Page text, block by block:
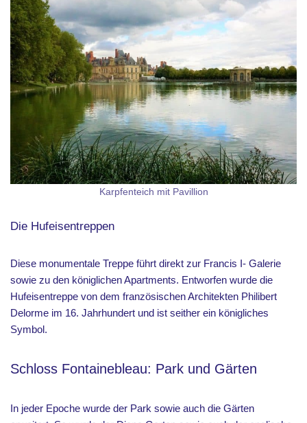
Karpfenteich mit Pavillion
Die Hufeisentreppen
Diese monumentale Treppe führt direkt zur Francis I- Galerie
sowie zu den königlichen Apartments. Entworfen wurde die
Hufeisentreppe von dem französischen Architekten Philibert
Delorme im 16. Jahrhundert und ist seither ein königliches
Symbol.
Schloss Fontainebleau: Park und Gärten
In jeder Epoche wurde der Park sowie auch die Gärten